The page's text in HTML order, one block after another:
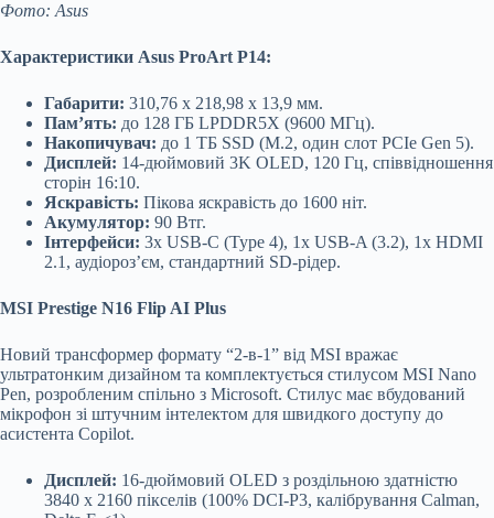
Фото: Asus
Характеристики Asus ProArt P14:
Габарити: 310,76 x 218,98 x 13,9 мм.
Пам’ять: до 128 ГБ LPDDR5X (9600 МГц).
Накопичувач: до 1 ТБ SSD (M.2, один слот PCIe Gen 5).
Дисплей: 14-дюймовий 3K OLED, 120 Гц, співвідношення
сторін 16:10.
Яскравість: Пікова яскравість до 1600 ніт.
Акумулятор: 90 Втг.
Інтерфейси: 3x USB-C (Type 4), 1x USB-A (3.2), 1x HDMI
2.1, аудіороз’єм, стандартний SD-рідер.
MSI Prestige N16 Flip AI Plus
Новий трансформер формату “2-в-1” від MSI вражає
ультратонким дизайном та комплектується стилусом MSI Nano
Pen, розробленим спільно з Microsoft. Стилус має вбудований
мікрофон зі штучним інтелектом для швидкого доступу до
асистента Copilot.
Дисплей: 16-дюймовий OLED з роздільною здатністю
3840 x 2160 пікселів (100% DCI-P3, калібрування Calman,